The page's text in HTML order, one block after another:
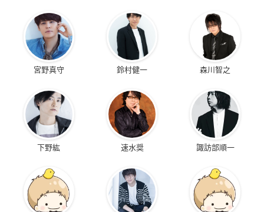
宮野真守 鈴村健一 森川智之
下野紘 速水奨 諏訪部順一